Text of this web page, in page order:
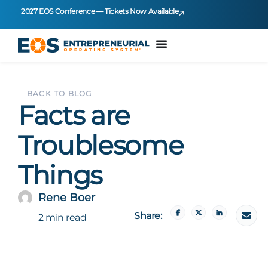
2027 EOS Conference — Tickets Now Available
BACK TO BLOG
Facts are
Troublesome
Things
Rene Boer
2 min read Share: